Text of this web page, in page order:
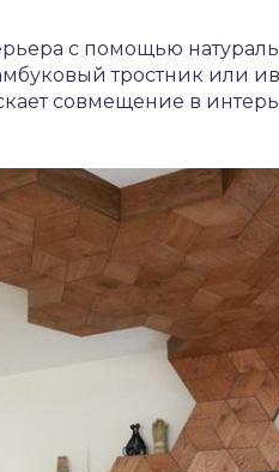
с помощью
тростник или
совмещение в